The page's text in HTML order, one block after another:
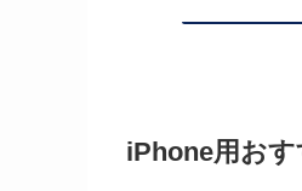
iPhone用お